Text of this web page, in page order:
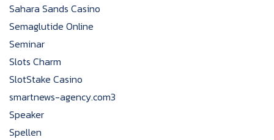
Sahara Sands Casino
Semaglutide Online
Seminar
Slots Charm
SlotStake Casino
smartnews-agency.com3
Speaker
Spellen